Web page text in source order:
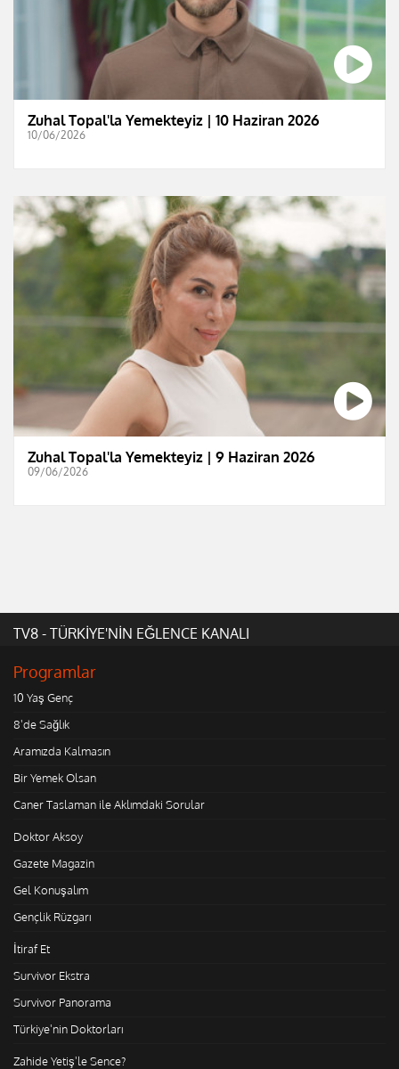
Zuhal Topal'la Yemekteyiz | 10 Haziran 2026
10/06/2026
Zuhal Topal'la Yemekteyiz | 9 Haziran 2026
09/06/2026
TV8 - TÜRKİYE'NİN EĞLENCE KANALI
Programlar
10 Yaş Genç
8'de Sağlık
Aramızda Kalmasın
Bir Yemek Olsan
Caner Taslaman ile Aklımdaki Sorular
Doktor Aksoy
Gazete Magazin
Gel Konuşalım
Gençlik Rüzgarı
İtiraf Et
Survivor Ekstra
Survivor Panorama
Türkiye'nin Doktorları
Zahide Yetiş'le Sence?